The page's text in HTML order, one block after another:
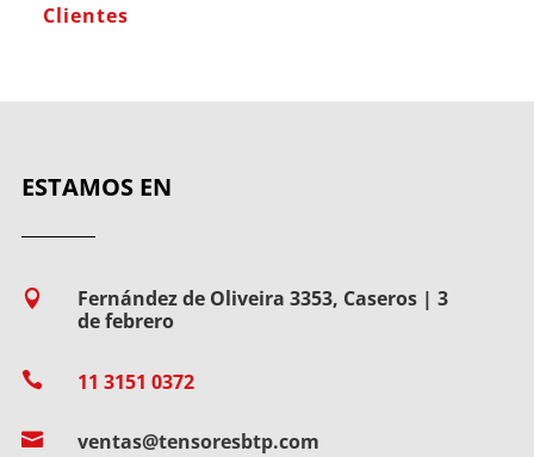
Clientes
ESTAMOS EN

Fernández de Oliveira 3353, Caseros | 3
de febrero
 11 3151 0372
 ventas@tensoresbtp.com